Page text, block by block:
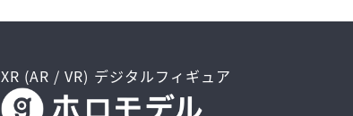
XR (AR / VR) デジタルフィギュア